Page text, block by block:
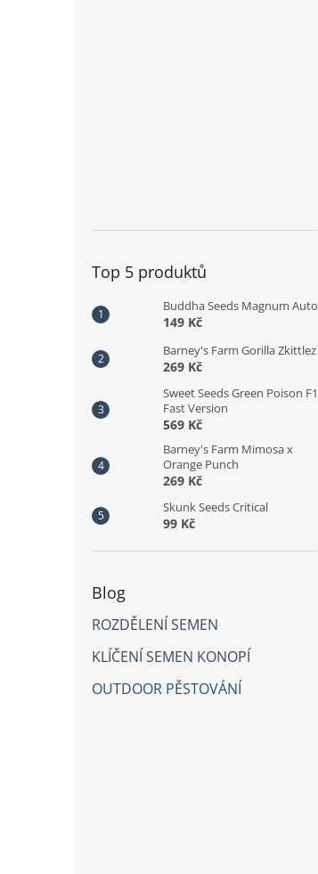
Top 5 produktů
Buddha Seeds Magnum Auto
149 Kč
Barney's Farm Gorilla Zkittlez
269 Kč
Sweet Seeds Green Poison F1
Fast Version
569 Kč
Barney's Farm Mimosa x
Orange Punch
269 Kč
Skunk Seeds Critical
99 Kč
Blog
ROZDĚLENÍ SEMEN
KLÍČENÍ SEMEN KONOPÍ
OUTDOOR PĚSTOVÁNÍ